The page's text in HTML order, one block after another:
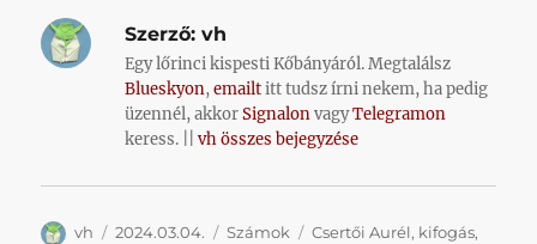
Szerző: vh
Egy lőrinci kispesti Kőbányáról. Megtalálsz
Blueskyon,emailtitt tudsz írni nekem, ha pedig
üzennél, akkorSignalonvagyTelegramon
keress. ||vh összes bejegyzése
Szerző
vh Közzétéve
2024.03.04. Kategória
Számok Címke
Csertői Aurél, kifogás,